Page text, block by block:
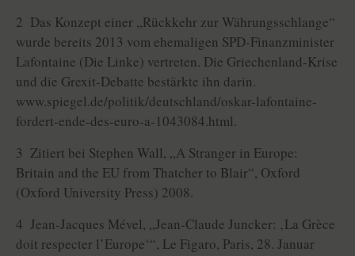
2 Das Konzept einer „Rückkehr zur Währungsschlange“
wurde bereits 2013 vom ehemaligen SPD-Finanzminister
Lafontaine (Die Linke) vertreten. Die Griechenland-Krise
und die Grexit-Debatte bestärkte ihn darin.
www.spiegel.de/politik/deutschland/oskar-lafontaine-
fordert-ende-des-euro-a-1043084.html.
3 Zitiert bei Stephen Wall, „A Stranger in Europe:
Britain and the EU from Thatcher to Blair“, Oxford
(Oxford University Press) 2008.
4 Jean-Jacques Mével, „Jean-Claude Juncker: ‚La Grèce
doit respecter l’Europe‘“, Le Figaro, Paris, 28. Januar